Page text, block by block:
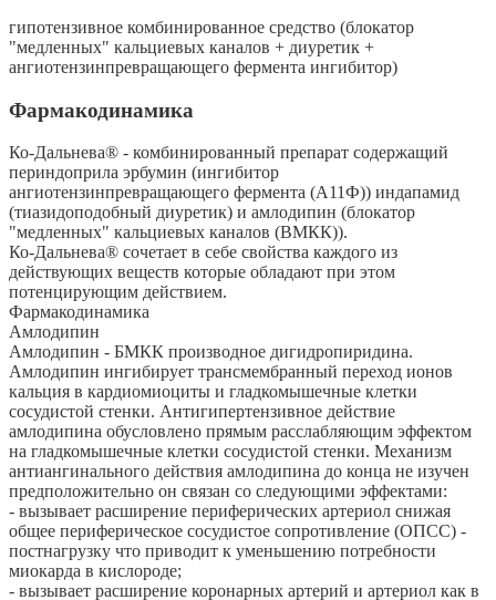
гипотензивное комбинированное средство (блокатор
"медленных" кальциевых каналов + диуретик +
ангиотензинпревращающего фермента ингибитор)
Фармакодинамика
Ко-Дальнева® - комбинированный препарат содержащий
периндоприла эрбумин (ингибитор
ангиотензинпревращающего фермента (А11Ф)) индапамид
(тиазидоподобный диуретик) и амлодипин (блокатор
"медленных" кальциевых каналов (ВМКК)).
Ко-Дальнева® сочетает в себе свойства каждого из
действующих веществ которые обладают при этом
потенцирующим действием.
Фармакодинамика
Амлодипин
Амлодипин - БМКК производное дигидропиридина.
Амлодипин ингибирует трансмембранный переход ионов
кальция в кардиомиоциты и гладкомышечные клетки
сосудистой стенки. Антигипертензивное действие
амлодипина обусловлено прямым расслабляющим эффектом
на гладкомышечные клетки сосудистой стенки. Механизм
антиангинального действия амлодипина до конца не изучен
предположительно он связан со следующими эффектами:
- вызывает расширение периферических артериол снижая
общее периферическое сосудистое сопротивление (ОПСС) -
постнагрузку что приводит к уменьшению потребности
миокарда в кислороде;
- вызывает расширение коронарных артерий и артериол как в